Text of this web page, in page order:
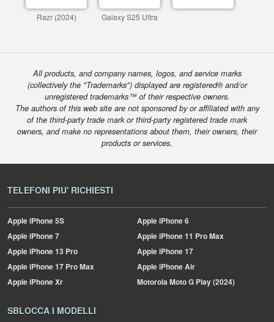
Razr (2024) Galaxy S25 Ultra
All products, and company names, logos, and service marks
(collectively the "Trademarks") displayed are registered® and/or
unregistered trademarks™ of their respective owners.
The authors of this web site are not sponsored by or affiliated with any
of the third-party trade mark or third-party registered trade mark
owners, and make no representations about them, their owners, their
products or services.
TELEFONI PIU' RICHIESTI
AppleiPhone 5S AppleiPhone 6
AppleiPhone 7 AppleiPhone 11 Pro Max
AppleiPhone 13 Pro AppleiPhone 17
AppleiPhone 17 Pro Max AppleiPhone Air
AppleiPhone Xr MotorolaMoto G Play (2024)
SBLOCCA I MODELLI